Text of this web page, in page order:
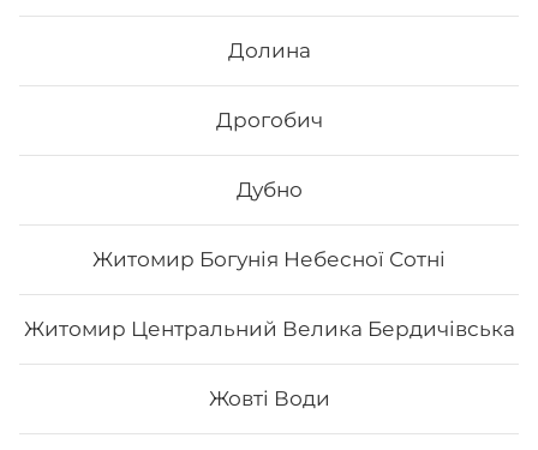
Долина
Дрогобич
Дубно
Житомир Богунія Небесної Сотні
Житомир Центральний Велика Бердичівська
Жовті Води
Філадельфія гриль з манго
Вага: 295 г Склад: норі, рис, сир філа, манго, лосось